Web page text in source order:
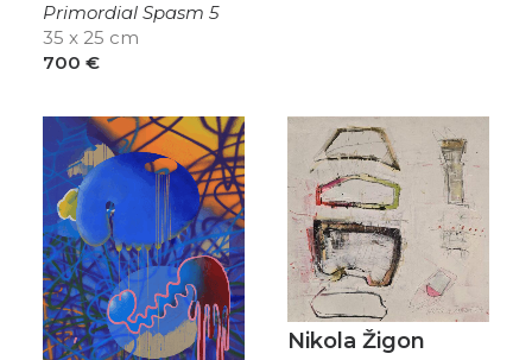
Primordial Spasm 5
35 x 25 cm
700 €
Nikola Žigon